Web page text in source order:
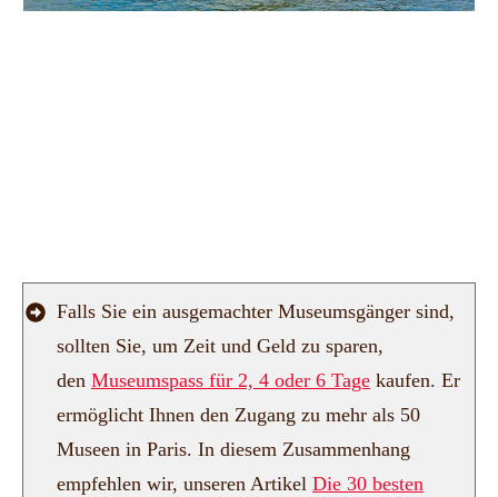
Falls Sie ein ausgemachter Museumsgänger sind,
sollten Sie, um Zeit und Geld zu sparen,
den Museumspass für 2, 4 oder 6 Tage kaufen. Er
ermöglicht Ihnen den Zugang zu mehr als 50
Museen in Paris. In diesem Zusammenhang
empfehlen wir, unseren Artikel Die 30 besten